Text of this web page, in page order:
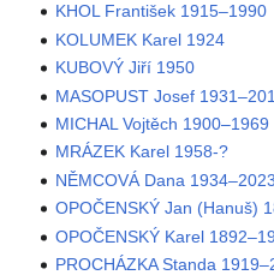
KHOL František 1915–1990
KOLUMEK Karel 1924
KUBOVÝ Jiří 1950
MASOPUST Josef
MICHAL Vojtěch 1900–1969
MRÁZEK Karel 1958-?
NĚMCOVÁ Dana 1934–2023
OPOČENSKÝ Jan (Hanuš)
OPOČENSKÝ Karel
PROCHÁZKA Standa